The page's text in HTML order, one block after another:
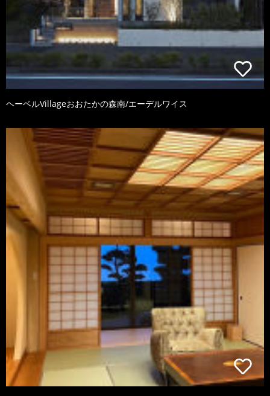
ヘーベルVillageおおたかの森南/エーデルワイス